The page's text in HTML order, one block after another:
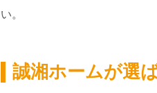
い。
誠湘ホームが選